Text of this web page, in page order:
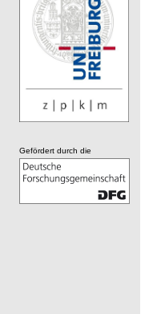
Gefördert durch die